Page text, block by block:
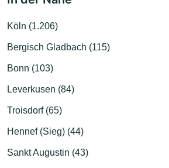
Köln (1.206)
Bergisch Gladbach (115)
Bonn (103)
Leverkusen (84)
Troisdorf (65)
Hennef (Sieg) (44)
Sankt Augustin (43)